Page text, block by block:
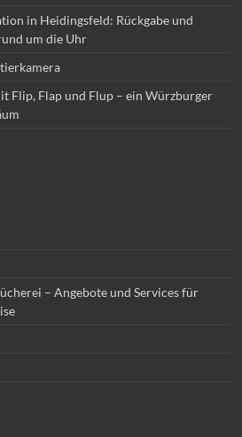
in Heidingsfeld: Rückgabe und
um die Uhr
Flip, Flap und Flup – ein Würzburger
– Angebote und Services für